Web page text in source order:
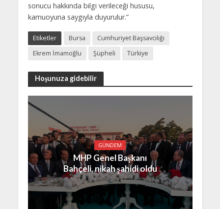
sonucu hakkında bilgi verileceği hususu,
kamuoyuna saygıyla duyurulur.”
Etiketler Bursa
Cumhuriyet Başsavcılığı
Ekrem İmamoğlu
Şüpheli Türkiye
Hoşunuza gidebilir
GÜNDEM
MHP Genel Başkanı
Bahçeli, nikah şahidi oldu